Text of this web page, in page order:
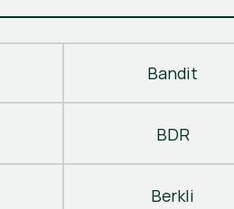
Bandit
BDR
Berkli